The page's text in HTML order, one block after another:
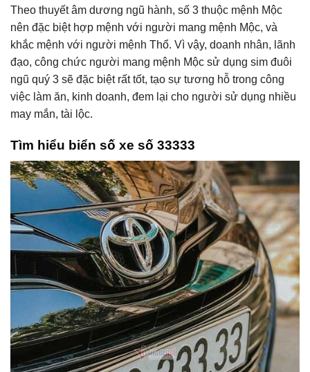
Theo thuyết âm dương ngũ hành, số 3 thuộc mệnh Mộc
nên đặc biệt hợp mệnh với người mang mệnh Mộc, và
khắc mệnh với người mệnh Thổ. Vì vậy, doanh nhân, lãnh
đạo, công chức người mang mệnh Mộc sử dụng sim đuôi
ngũ quý 3 sẽ đặc biệt rất tốt, tạo sự tương hỗ trong công
việc làm ăn, kinh doanh, đem lại cho người sử dụng nhiều
may mắn, tài lộc.
Tìm hiểu biển số xe số 33333